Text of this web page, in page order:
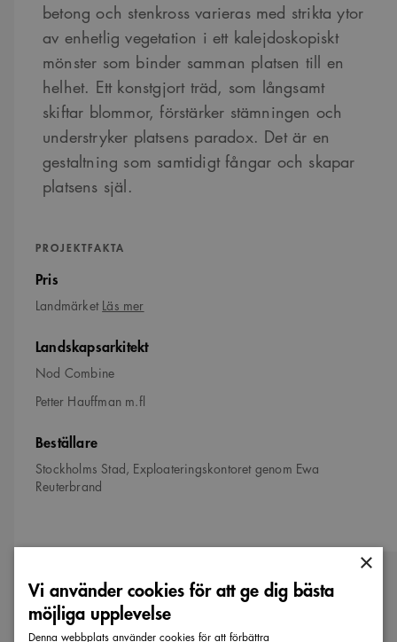
betong och stenkross varieras med strikta ytor
av enhetlig vegetation i ett kalejdoskopiskt
mönster som binder samman platsen till en
helhet. Ett konstgjort träd, som långsamt
skiftar blommor, förstärker stämningen och
understryker platsens paradox. Det är en
gestaltning som samtidigt fångar och skapar
platsens själ.
PROJEKTFAKTA
Pris
Landmärket Läs merom
Landskapsarkitekt
Nod Combine
Petter Hauffman m.fl
Beställare
Stockholms Stad, Exploateringskontoret genom Ewa
Reuterbrand
Fler nominerade till Landmärket
×
Vi använder cookies för att ge dig bästa
möjliga upplevelse
Denna webbplats använder cookies för att förbättra